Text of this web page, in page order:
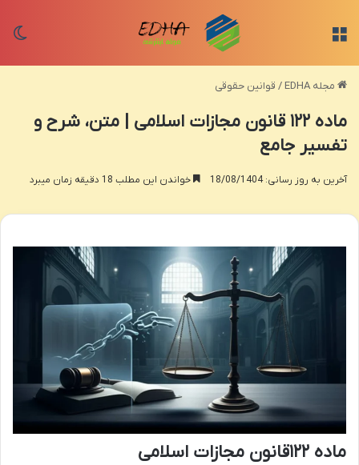
مجله EDHA / قوانین حقوقی
ماده ۱۲۲ قانون مجازات اسلامی | متن، شرح و
تفسیر جامع
آخرین به روز رسانی: 18/08/1404 خواندن این مطلب 18 دقیقه زمان میبرد
ماده ۱۲۲قانون مجازات اسلامی